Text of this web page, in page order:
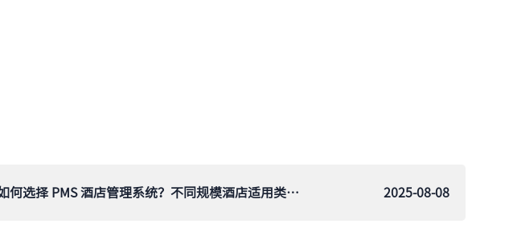
如何选择 PMS 酒店管理系统？不同规模酒店适用类型有哪些 2025-08-08